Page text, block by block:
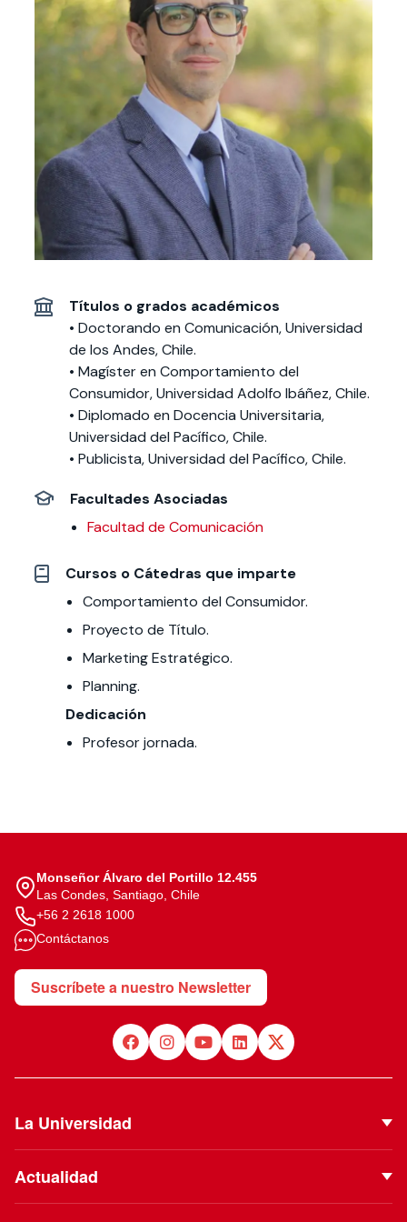
cursos
Especialidades y
Te puede
interesar:
International
students
Facultades
interesar:
2025
vinculación con la
sociedad
Extensión Cultural
Te puede interesar: Filantropía y Donaciones
intercambio
Servicios y apoyos
Te puede
interesar:
Explora el campus
Uandes
Noticias
Títulos o grados académicos
• Doctorando en Comunicación, Universidad
de los Andes, Chile.
• Magíster en Comportamiento del
Consumidor, Universidad Adolfo Ibáñez, Chile.
• Diplomado en Docencia Universitaria,
Universidad del Pacífico, Chile.
• Publicista, Universidad del Pacífico, Chile.
Facultades Asociadas
Facultad de Comunicación
Cursos o Cátedras que imparte
Comportamiento del Consumidor.
Proyecto de Título.
Marketing Estratégico.
Planning.
Dedicación
Profesor jornada.
Monseñor Álvaro del Portillo 12.455
Las Condes, Santiago, Chile
+56 2 2618 1000
Contáctanos
Suscríbete a nuestro Newsletter
La Universidad
Actualidad